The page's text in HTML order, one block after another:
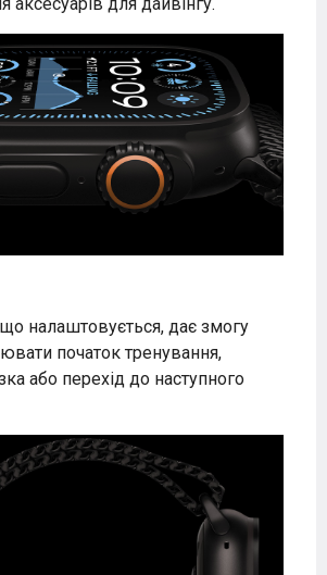
налаштовується, дає змогу
початок тренування,
або перехід до наступного